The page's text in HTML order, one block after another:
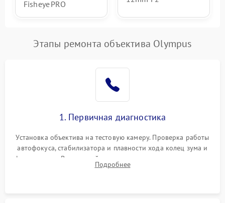
Fisheye PRO
Этапы ремонта объектива Olympus
1. Первичная диагностика
Установка объектива на тестовую камеру. Проверка работы
автофокуса, стабилизатора и плавности хода колец зума и
фокусировки. Визуальный осмотр линз на наличие царапин,
грибка, пыли и оценка состояния контактов байонета.
Подробнее